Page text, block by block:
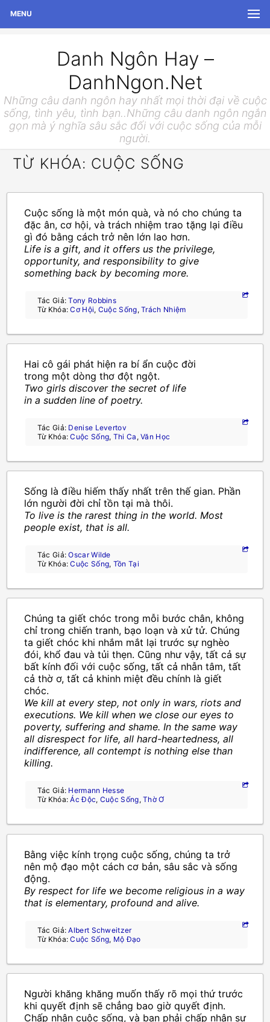
MENU
Danh Ngôn Hay –
DanhNgon.Net
Những câu danh ngôn hay nhất mọi thời đại về cuộc
sống, tình yêu, tình bạn..Những câu danh ngôn ngắn
gọn mà ý nghĩa sâu sắc đối với cuộc sống của mỗi
người.
TỪ KHÓA: CUỘC SỐNG
Cuộc sống là một món quà, và nó cho chúng ta
đặc ân, cơ hội, và trách nhiệm trao tặng lại điều
gì đó bằng cách trở nên lớn lao hơn.
Life is a gift, and it offers us the privilege,
opportunity, and responsibility to give
something back by becoming more.
Tác Giả:Tony Robbins
Từ Khóa:Cơ Hội, Cuộc Sống,Trách Nhiệm
Hai cô gái phát hiện ra bí ẩn cuộc đời
trong một dòng thơ đột ngột.
Two girls discover the secret of life
in a sudden line of poetry.
Tác Giả: Denise Levertov
Từ Khóa:Cuộc Sống, Thi Ca ,Văn Học
Sống là điều hiếm thấy nhất trên thế gian. Phần
lớn người đời chỉ tồn tại mà thôi.
To live is the rarest thing in the world. Most
people exist, that is all.
Tác Giả:Oscar Wilde
Từ Khóa:Cuộc Sống, Tồn Tại
Chúng ta giết chóc trong mỗi bước chân, không
chỉ trong chiến tranh, bạo loạn và xử tử. Chúng
ta giết chóc khi nhắm mắt lại trước sự nghèo
đói, khổ đau và tủi thẹn. Cũng như vậy, tất cả sự
bất kính đối với cuộc sống, tất cả nhẫn tâm, tất
cả thờ ơ, tất cả khinh miệt đều chính là giết
chóc.
We kill at every step, not only in wars, riots and
executions. We kill when we close our eyes to
poverty, suffering and shame. In the same way
all disrespect for life, all hard-heartedness, all
indifference, all contempt is nothing else than
killing.
Tác Giả: Hermann Hesse
Từ Khóa:Ác Độc, Cuộc Sống,Thờ Ơ
Bằng việc kính trọng cuộc sống, chúng ta trở
nên mộ đạo một cách cơ bản, sâu sắc và sống
động.
By respect for life we become religious in a way
that is elementary, profound and alive.
Tác Giả:Albert Schweitzer
Từ Khóa:Cuộc Sống, Mộ Đạo
Người khăng khăng muốn thấy rõ mọi thứ trước
khi quyết định sẽ chẳng bao giờ quyết định.
Chấp nhận cuộc sống, và bạn phải chấp nhận sự